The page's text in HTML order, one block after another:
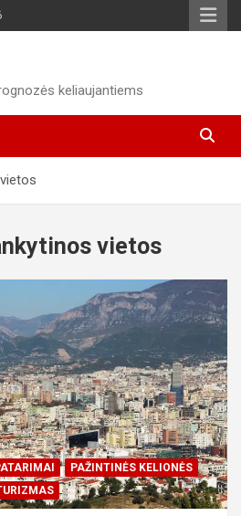
keliaujantiems
vietos
PAŽINTINĖS KELIONĖS